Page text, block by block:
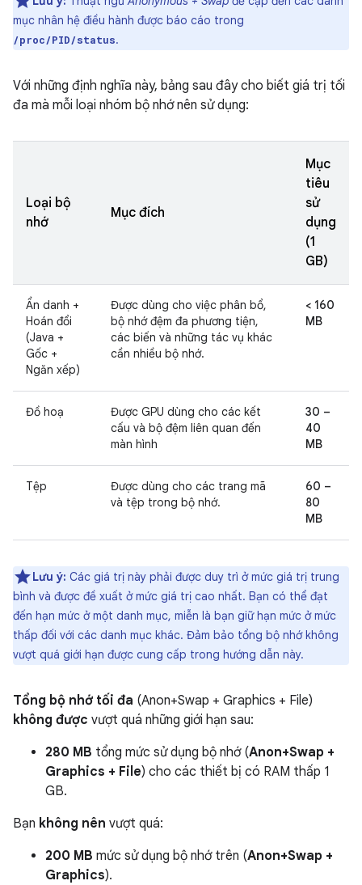
mục nhân hệ điều hành được báo cáo trong
/proc/PID/status.
Với những định nghĩa này, bảng sau đây cho biết giá trị tối
đa mà mỗi loại nhóm bộ nhớ nên sử dụng:
Loại bộ
nhớ
Mục đích
Mục
tiêu
sử
dụng
(1
GB)
Ẩn danh +
Hoán đổi
(Java +
Gốc +
Ngăn xếp)
Được dùng cho việc phân bổ,
bộ nhớ đệm đa phương tiện,
các biến và những tác vụ khác
cần nhiều bộ nhớ.
< 160
MB
Đồ hoạ
Được GPU dùng cho các kết
cấu và bộ đệm liên quan đến
màn hình
30 –
40
MB
Tệp
Được dùng cho các trang mã
và tệp trong bộ nhớ.
60 –
80
MB
Lưu ý: Các giá trị này phải được duy trì ở mức giá trị trung
bình và được đề xuất ở mức giá trị cao nhất. Bạn có thể đạt
đến hạn mức ở một danh mục, miễn là bạn giữ hạn mức ở mức
thấp đối với các danh mục khác. Đảm bảo tổng bộ nhớ không
vượt quá giới hạn được cung cấp trong hướng dẫn này.
Tổng bộ nhớ tối đa (Anon+Swap + Graphics + File)
không được vượt quá những giới hạn sau:
280 MB tổng mức sử dụng bộ nhớ (Anon+Swap +
Graphics + File) cho các thiết bị có RAM thấp 1
GB.
Bạn không nên vượt quá:
200 MB mức sử dụng bộ nhớ trên (Anon+Swap +
Graphics).